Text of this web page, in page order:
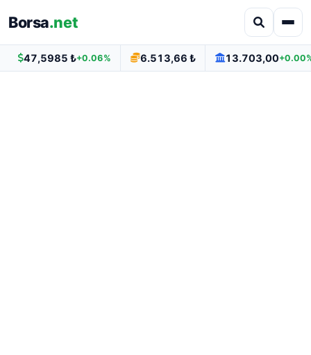
Borsa.net
47,5985 ₺+0.06% 6.513,66 ₺ 13.703,00